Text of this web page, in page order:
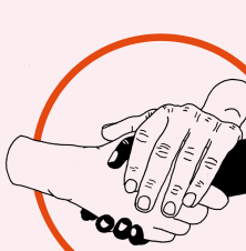
Aus
Unter
wieder für
Donald